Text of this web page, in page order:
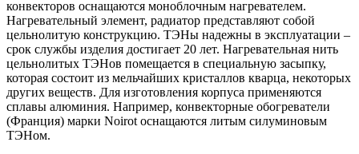
конвекторов оснащаются моноблочным нагревателем.
Нагревательный элемент, радиатор представляют собой
цельнолитую конструкцию. ТЭНы надежны в эксплуатации –
срок службы изделия достигает 20 лет. Нагревательная нить
цельнолитых ТЭНов помещается в специальную засыпку,
которая состоит из мельчайших кристаллов кварца, некоторых
других веществ. Для изготовления корпуса применяются
сплавы алюминия. Например, конвекторные обогреватели
(Франция) марки Noirot оснащаются литым силуминовым
ТЭНом.